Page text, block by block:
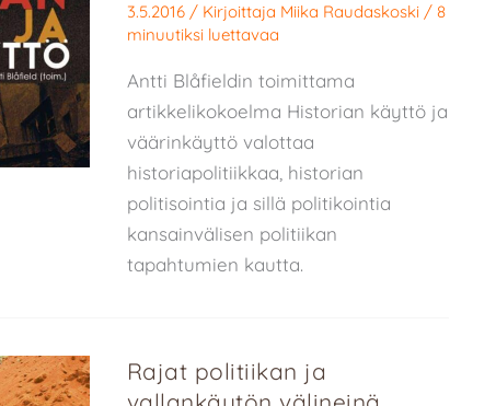
3.5.2016 / Kirjoittaja Miika Raudaskoski/ 8
minuutiksi luettavaa
Antti Blåfieldin toimittama
artikkelikokoelma Historian käyttö ja
väärinkäyttö valottaa
historiapolitiikkaa, historian
politisointia ja sillä politikointia
kansainvälisen politiikan
tapahtumien kautta.
Rajat politiikan ja